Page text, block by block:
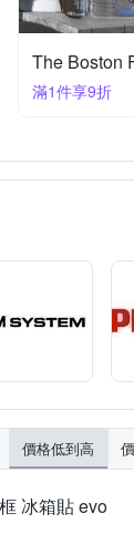
The Boston
滿1件享9折
價格低到高
冰箱貼 evo